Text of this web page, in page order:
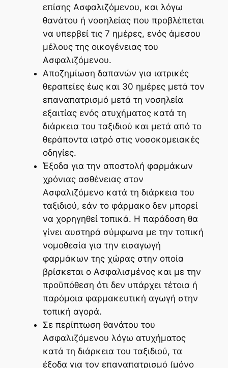
επίσης Ασφαλιζόμενου, και λόγω
θανάτου ή νοσηλείας που προβλέπεται
να υπερβεί τις 7 ημέρες, ενός άμεσου
μέλους της οικογένειας του
Ασφαλιζόμενου.
Αποζημίωση δαπανών για ιατρικές
θεραπείες έως και 30 ημέρες μετά τον
επαναπατρισμό μετά τη νοσηλεία
εξαιτίας ενός ατυχήματος κατά τη
διάρκεια του ταξιδιού και μετά από το
θεράποντα ιατρό στις νοσοκομειακές
οδηγίες.
Έξοδα για την αποστολή φαρμάκων
χρόνιας ασθένειας στον
Ασφαλιζόμενο κατά τη διάρκεια του
ταξιδιού, εάν το φάρμακο δεν μπορεί
να χορηγηθεί τοπικά. Η παράδοση θα
γίνει αυστηρά σύμφωνα με την τοπική
νομοθεσία για την εισαγωγή
φαρμάκων της χώρας στην οποία
βρίσκεται ο Ασφαλισμένος και με την
προϋπόθεση ότι δεν υπάρχει τέτοια ή
παρόμοια φαρμακευτική αγωγή στην
τοπική αγορά.
Σε περίπτωση θανάτου του
Ασφαλιζόμενου λόγω ατυχήματος
κατά τη διάρκεια του ταξιδιού, τα
έξοδα για τον επαναπατρισμό (μόνο